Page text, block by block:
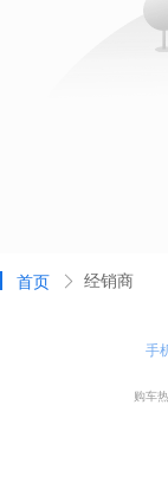
首页 经销商
手
购车